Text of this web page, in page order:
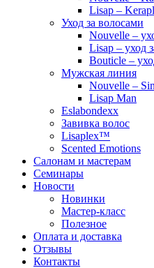
Lisap –
Уход за волосами
Nouvelle –
Lisap – уход
Bouticle –
Мужская линия
Nouvelle –
Lisap Man
Eslabondexx
Завивка волос
Lisaplex™
Scented Emotions
Салонам и мастерам
Семинары
Новости
Новинки
Мастер-класс
Полезное
Оплата и доставка
Отзывы
Контакты